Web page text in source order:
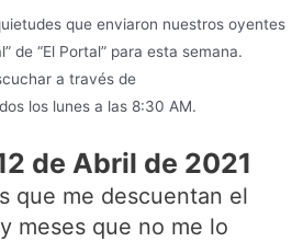
que enviaron nuestros oyentes
de “El Portal” para esta semana.
a través de
los lunes a las 8:30 AM.
de Abril de 2021
que me descuentan el
meses que no me lo